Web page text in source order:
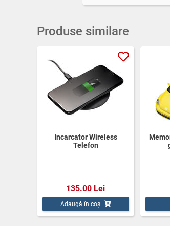
Produse similare
Incarcator Wireless
Telefon
135.00 Lei
Adaugă în coș